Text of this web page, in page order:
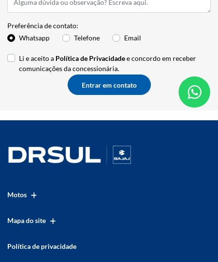
Preferência de contato:
Whatsapp
Telefone Email
Li e aceito a Política de Privacidadee concordo em receber
comunicações da concessionária.
Entrar em contato
Motos
Mapa do site
Política de privacidade